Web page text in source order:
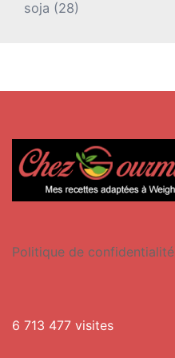
soja (28)
Politique de confidentialité
6 713 477 visites